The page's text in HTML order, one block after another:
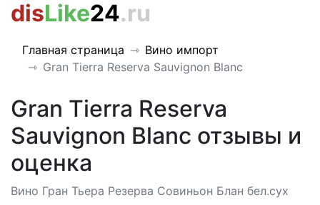
disLike24.ru
Главная страница
Вино импорт
Gran Tierra Reserva Sauvignon Blanc
Gran Tierra Reserva
Sauvignon Blanc отзывы и
оценка
Вино Гран Тьера Резерва Совиньон Блан бел.сух